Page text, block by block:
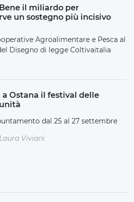
il miliardo per
un sostegno più incisivo
Agroalimentare e Pesca al
Disegno di legge Coltivaitalia
Ostana il festival delle
dal 25 al 27 settembre
Laura Viviani